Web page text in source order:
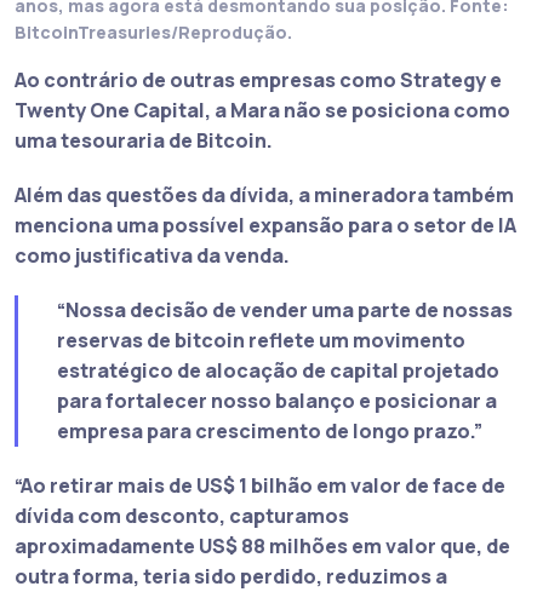
anos, mas agora está desmontando sua posição. Fonte:
BitcoinTreasuries/Reprodução.
Ao contrário de outras empresas como Strategy e
Twenty One Capital, a Mara não se posiciona como
uma tesouraria de Bitcoin.
Além das questões da dívida, a mineradora também
menciona uma possível expansão para o setor de IA
como justificativa da venda.
“Nossa decisão de vender uma parte de nossas
reservas de bitcoin reflete um movimento
estratégico de alocação de capital projetado
para fortalecer nosso balanço e posicionar a
empresa para crescimento de longo prazo.”
“Ao retirar mais de US$ 1 bilhão em valor de face de
dívida com desconto, capturamos
aproximadamente US$ 88 milhões em valor que, de
outra forma, teria sido perdido, reduzimos a